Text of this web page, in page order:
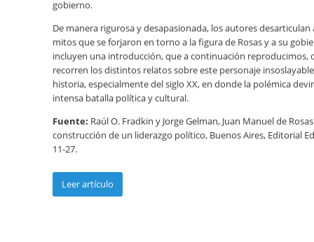
gobierno.
De manera rigurosa y desapasionada, los autores desarticulan
mitos que se forjaron en torno a la figura de Rosas y a su
incluyen una introducción, que a continuación reproducimos,
recorren los distintos relatos sobre este personaje
historia, especialmente del siglo XX, en donde la polémica
intensa batalla política y cultural.
Fuente: Raúl O. Fradkin y Jorge Gelman, Juan Manuel de
construcción de un liderazgo político, Buenos Aires, Editorial
11-27.
Leer artículo